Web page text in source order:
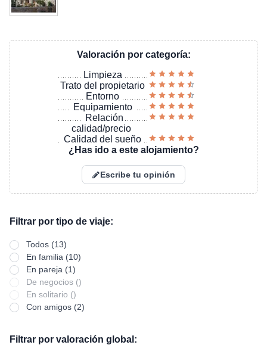
Valoración por categoría:
Limpieza
Trato del propietario
Entorno
Equipamiento
Relación
calidad/precio
Calidad del sueño
¿Has ido a este alojamiento?
Escribe tu opinión
Filtrar por tipo de viaje:
Todos (13)
En familia (10)
En pareja (1)
De negocios ()
En solitario ()
Con amigos (2)
Filtrar por valoración global: